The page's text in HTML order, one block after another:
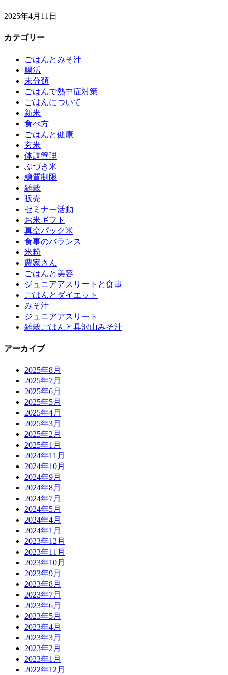
2025年4月11日
カテゴリー
ごはんとみそ汁
腸活
未分類
ごはんで熱中症対策
ごはんについて
新米
食べ方
ごはんと健康
玄米
体調管理
ぶづき米
糖質制限
雑穀
販売
セミナー活動
お米ギフト
真空パック米
食事のバランス
米粉
農家さん
ごはんと美容
ジュニアアスリートと食事
ごはんとダイエット
みそ汁
ジュニアアスリート
雑穀ごはんと具沢山みそ汁
アーカイブ
2025年8月
2025年7月
2025年6月
2025年5月
2025年4月
2025年3月
2025年2月
2025年1月
2024年11月
2024年10月
2024年9月
2024年8月
2024年7月
2024年5月
2024年4月
2024年1月
2023年12月
2023年11月
2023年10月
2023年9月
2023年8月
2023年7月
2023年6月
2023年5月
2023年4月
2023年3月
2023年2月
2023年1月
2022年12月